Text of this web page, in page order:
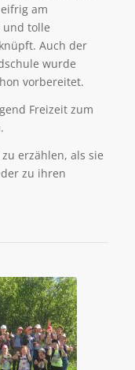
am
und tolle
Auch der
wurde
vorbereitet.
Freizeit zum
erzählen, als sie
zu ihren